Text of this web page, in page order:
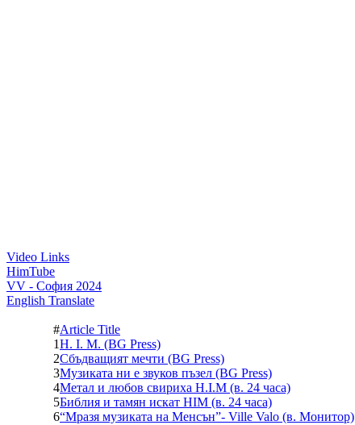
Video Links
HimTube
VV - София 2024
English Translate
#Article Title
1H. I. M. (BG Press)
2Сбъдващият мечти (BG Press)
3Музиката ни е звуков пъзел (BG Press)
4Метал и любов свириха H.I.M (в. 24 часа)
5Библия и тамян искат HIM (в. 24 часа)
6“Мразя музиката на Менсън”- Ville Valo (в. Монитор)